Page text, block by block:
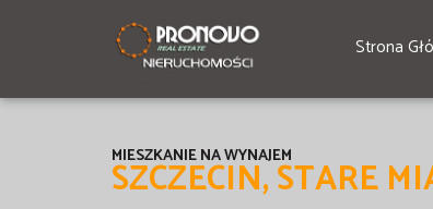
Strona
SZCZECIN, STARE
MIESZKANIE NA WYNAJEM